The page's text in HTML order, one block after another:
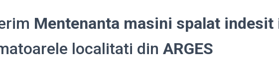
Mentenanta masini spalat indesit
localitati din ARGES